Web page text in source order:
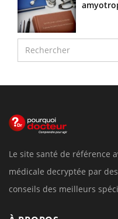
Le site santé de référence
médicale decryptée par
conseils des meilleurs